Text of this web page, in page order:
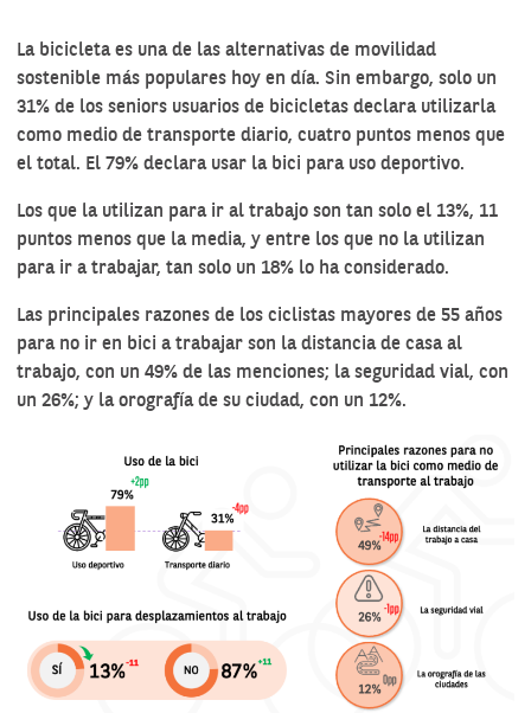
La bicicleta es una de las alternativas de movilidad
sostenible más populares hoy en día. Sin embargo, solo un
31% de los seniors usuarios de bicicletas declara utilizarla
como medio de transporte diario, cuatro puntos menos que
el total. El 79% declara usar la bici para uso deportivo.
Los que la utilizan para ir al trabajo son tan solo el 13%, 11
puntos menos que la media, y entre los que no la utilizan
para ir a trabajar, tan solo un 18% lo ha considerado.
Las principales razones de los ciclistas mayores de 55 años
para no ir en bici a trabajar son la distancia de casa al
trabajo, con un 49% de las menciones; la seguridad vial, con
un 26%; y la orografía de su ciudad, con un 12%.